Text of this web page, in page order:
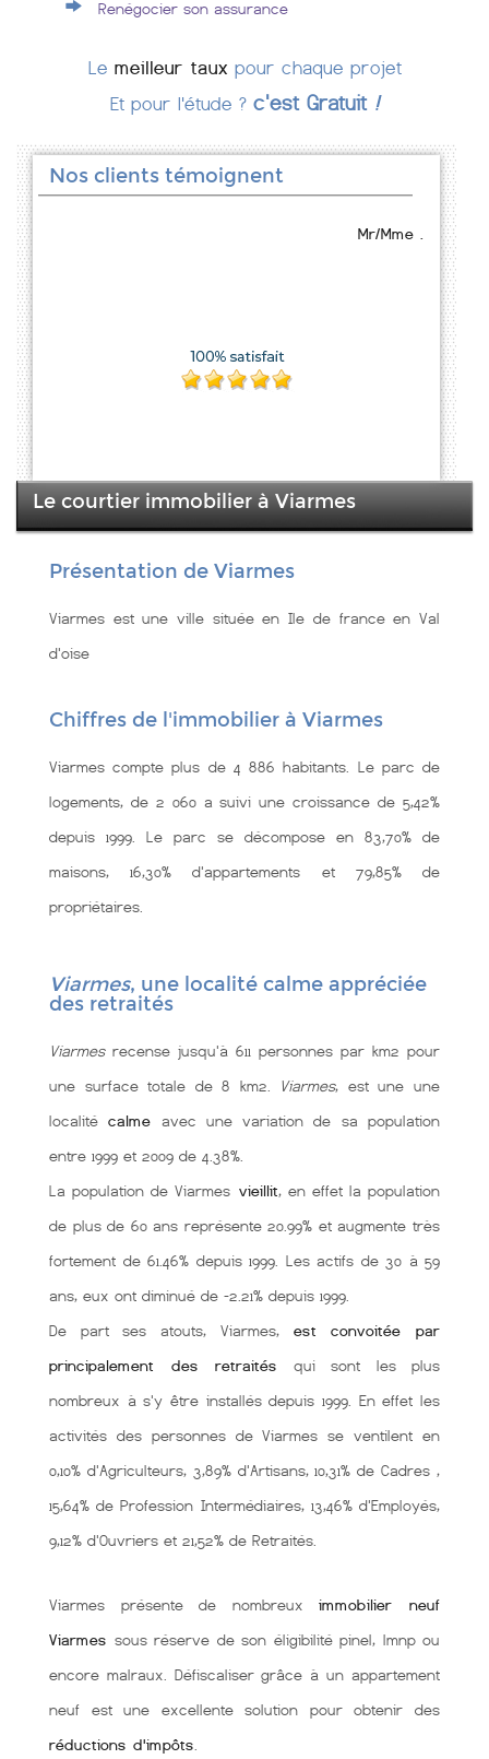
Renégocier son assurance
Le meilleur taux pour chaque projet
Et pour l'étude ? c'est Gratuit !
Nos clients témoignent
Mr/Mme .
Le courtier immobilier à Viarmes
Présentation de Viarmes
Viarmes est une ville située en Ile de france en Val
d'oise
Chiffres de l'immobilier à Viarmes
Viarmes compte plus de 4 886 habitants. Le parc de
logements, de 2 060 a suivi une croissance de 5,42%
depuis 1999. Le parc se décompose en 83,70% de
maisons, 16,30% d'appartements et 79,85% de
propriétaires.
Viarmes, une localité calme appréciée
des retraités
Viarmesrecense jusqu'à 611 personnes par km2 pour
une surface totale de 8 km2.
Viarmes, est une une
localitécalme avec une variation de sa population
entre 1999 et 2009 de 4.38%.
La population de Viarmes vieillit, en effet la population
de plus de 60 ans représente 20.99% et augmente très
fortement de 61.46% depuis 1999. Les actifs de 30 à 59
ans, eux ont diminué de -2.21% depuis 1999.
De part ses atouts, Viarmes, est convoitée par
principalement des retraités qui sont les plus
nombreux à s'y être installés depuis 1999. En effet les
activités des personnes de Viarmes se ventilent en
0,10% d'Agriculteurs, 3,89% d'Artisans, 10,31% de Cadres ,
15,64% de Profession Intermédiaires, 13,46% d'Employés,
9,12% d'Ouvriers et 21,52% de Retraités.
Viarmes présente de nombreuximmobilier neuf
Viarmes sous réserve de son éligibilité pinel, lmnp ou
encore malraux. Défiscaliser grâce à un appartement
neuf est une excellente solution pour obtenir des
réductions d'impôts